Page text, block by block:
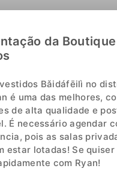
da
Bǎidáfēilì no
é uma das melhores,
de alta qualidade e
É necessário agendar
pois as salas
estar lotadas! Se
com Ryan!